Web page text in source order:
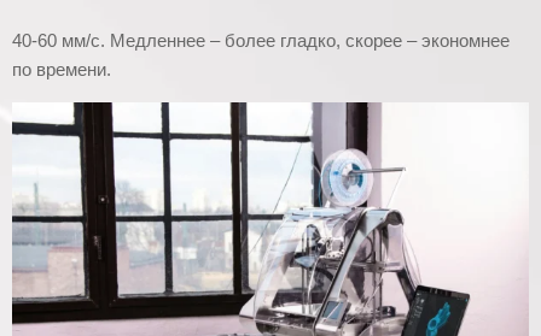
40-60 мм/с. Медленнее – более гладко, скорее – экономнее
по времени.